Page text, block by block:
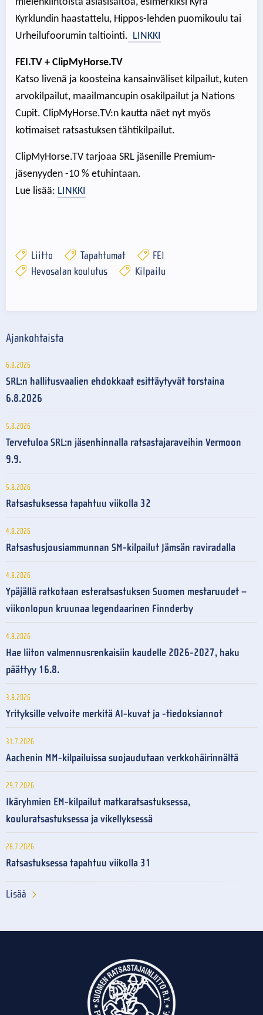
Kyrklundin haastattelu, Hippos-lehden puomikoulu tai
Urheilufoorumin taltiointi. LINKKI
FEI.TV + ClipMyHorse.TV
Katso livenä ja koosteina kansainväliset kilpailut, kuten
arvokilpailut, maailmancupin osakilpailut ja Nations
Cupit. ClipMyHorse.TV:n kautta näet nyt myös
kotimaiset ratsastuksen tähtikilpailut.
ClipMyHorse.TV tarjoaa SRL jäsenille Premium-
jäsenyyden -10 % etuhintaan.
Lue lisää: LINKKI
Liitto Tapahtumat
FEI
Hevosalan koulutus
Kilpailu
Ajankohtaista
6.8.2026
SRL:n hallitusvaalien ehdokkaat esittäytyvät torstaina
6.8.2026
5.8.2026
Tervetuloa SRL:n jäsenhinnalla ratsastajaraveihin Vermoon
9.9.
5.8.2026
Ratsastuksessa tapahtuu viikolla 32
4.8.2026
Ratsastusjousiammunnan SM-kilpailut Jämsän raviradalla
4.8.2026
Ypäjällä ratkotaan esteratsastuksen Suomen mestaruudet –
viikonlopun kruunaa legendaarinen Finnderby
4.8.2026
Hae liiton valmennusrenkaisiin kaudelle 2026-2027, haku
päättyy 16.8.
3.8.2026
Yrityksille velvoite merkitä AI-kuvat ja -tiedoksiannot
31.7.2026
Aachenin MM-kilpailuissa suojaudutaan verkkohäirinnältä
29.7.2026
Ikäryhmien EM-kilpailut matkaratsastuksessa,
kouluratsastuksessa ja vikellyksessä
28.7.2026
Ratsastuksessa tapahtuu viikolla 31
Lisää